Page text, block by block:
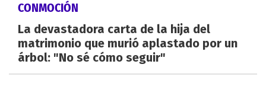
CONMOCIÓN
La devastadora carta de la hija del
matrimonio que murió aplastado por un
árbol: "No sé cómo seguir"